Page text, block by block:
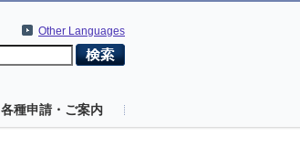
Other Languages
各種申請・ご案内